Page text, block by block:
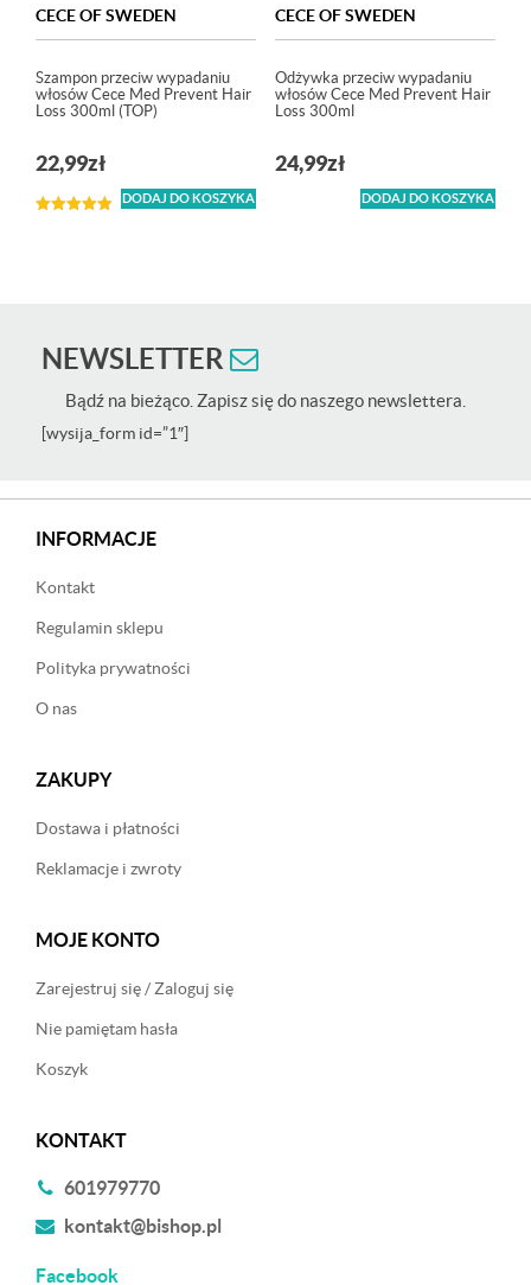
CECE OF SWEDEN
Szampon przeciw wypadaniu
włosów Cece Med Prevent Hair
Loss 300ml (TOP)
22,99zł
DODAJ DO KOSZYKA
CECE OF SWEDEN
Odżywka przeciw wypadaniu
włosów Cece Med Prevent Hair
Loss 300ml
24,99zł
DODAJ DO KOSZYKA
NEWSLETTER
Bądź na bieżąco. Zapisz się do naszego newslettera.
[wysija_form id=”1″]
INFORMACJE
Kontakt
Regulamin sklepu
Polityka prywatności
O nas
ZAKUPY
Dostawa i płatności
Reklamacje i zwroty
MOJE KONTO
Zarejestruj się / Zaloguj się
Nie pamiętam hasła
Koszyk
KONTAKT
601979770
kontakt@bishop.pl
Facebook